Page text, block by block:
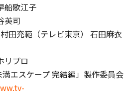
船歌江子
英司
田充範（テレビ東京） 石田麻衣
リプロ
満エスケープ 完結編」製作委員会